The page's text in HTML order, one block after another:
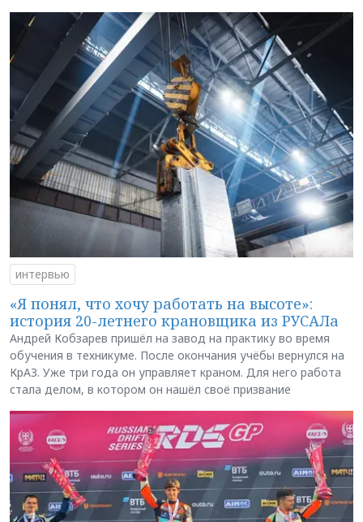
интервью
«Я понял, что хочу работать на высоте»:
история 20-летнего крановщика из РУСАЛа
Андрей Кобзарев пришёл на завод на практику во время
обучения в техникуме. После окончания учёбы вернулся на
КрАЗ. Уже три года он управляет краном. Для него работа
стала делом, в котором он нашёл своё призвание